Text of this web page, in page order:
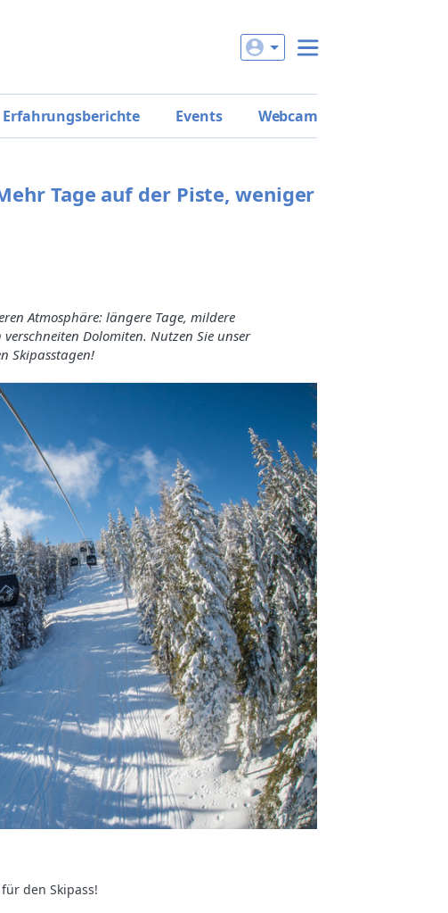
Erfahrungsberichte Events Webcam
Tage auf der Piste, weniger
Atmosphäre: längere Tage, mildere
Dolomiten. Nutzen Sie unser
Skipasstagen!
den Skipass!